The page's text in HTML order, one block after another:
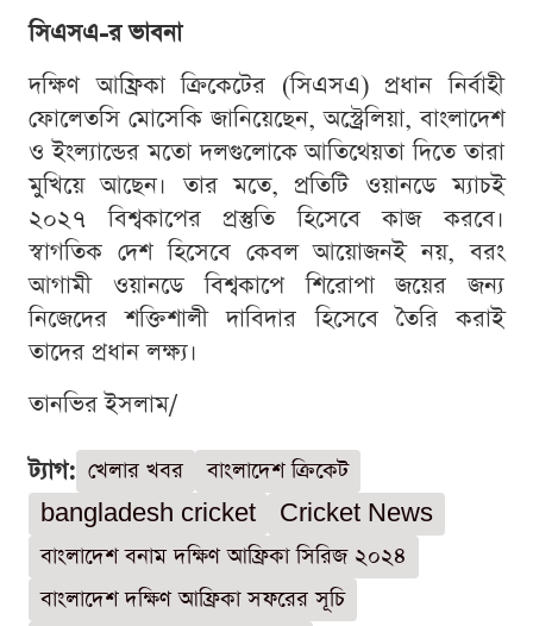
সিএসএ-র ভাবনা
দক্ষিণ আফ্রিকা ক্রিকেটের (সিএসএ) প্রধান নির্বাহী
ফোলেতসি মোসেকি জানিয়েছেন, অস্ট্রেলিয়া, বাংলাদেশ
ও ইংল্যান্ডের মতো দলগুলোকে আতিথেয়তা দিতে তারা
মুখিয়ে আছেন। তার মতে, প্রতিটি ওয়ানডে ম্যাচই
২০২৭ বিশ্বকাপের প্রস্তুতি হিসেবে কাজ করবে।
স্বাগতিক দেশ হিসেবে কেবল আয়োজনই নয়, বরং
আগামী ওয়ানডে বিশ্বকাপে শিরোপা জয়ের জন্য
নিজেদের শক্তিশালী দাবিদার হিসেবে তৈরি করাই
তাদের প্রধান লক্ষ্য।
তানভির ইসলাম/
ট্যাগ: খেলার খবর
বাংলাদেশ ক্রিকেট
bangladesh cricket
Cricket News
বাংলাদেশ বনাম দক্ষিণ আফ্রিকা সিরিজ ২০২৪
বাংলাদেশ দক্ষিণ আফ্রিকা সফরের সূচি